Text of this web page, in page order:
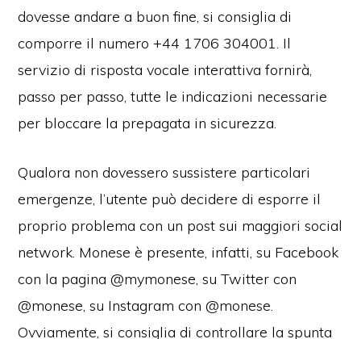
dovesse andare a buon fine, si consiglia di
comporre il numero +44 1706 304001. Il
servizio di risposta vocale interattiva fornirà,
passo per passo, tutte le indicazioni necessarie
per bloccare la prepagata in sicurezza.
Qualora non dovessero sussistere particolari
emergenze, l’utente può decidere di esporre il
proprio problema con un post sui maggiori social
network. Monese è presente, infatti, su Facebook
con la pagina @mymonese, su Twitter con
@monese, su Instagram con @monese.
Ovviamente, si consiglia di controllare la spunta